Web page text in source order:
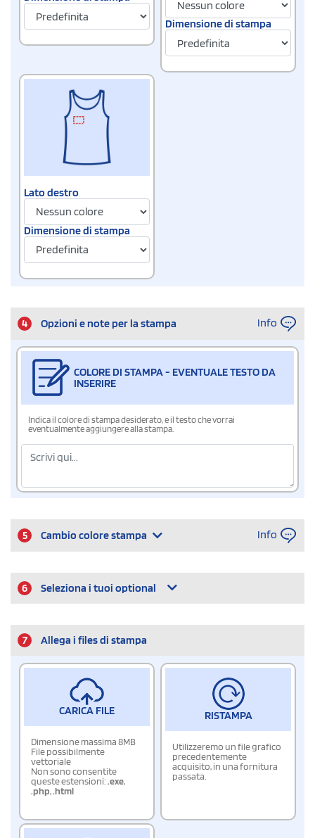
Dimensione di stampa
Lato destro
Dimensione di stampa
4 Opzioni e note per la stampa Info
COLORE DI STAMPA - EVENTUALE TESTO DA
INSERIRE
Indica il colore di stampa desiderato, e il testo che vorrai
eventualmente aggiungere alla stampa.
5 Cambio colore stampa Info
6 Seleziona i tuoi optional
7 Allega i files di stampa
CARICA FILE
Dimensione massima 8MB
File possibilmente
vettoriale
Non sono consentite
queste estensioni:.exe,
.php,.html
RISTAMPA
Utilizzeremo un file grafico
precedentemente
acquisito, in una fornitura
passata.